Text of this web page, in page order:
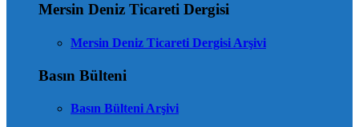
Mersin Deniz Ticareti Dergisi
Mersin Deniz Ticareti Dergisi Arşivi
Basın Bülteni
Basın Bülteni Arşivi